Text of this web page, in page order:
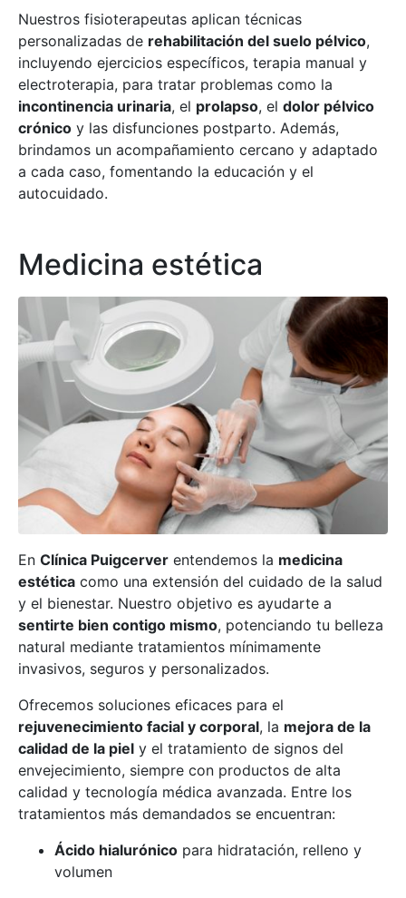
Nuestros fisioterapeutas aplican técnicas
personalizadas de rehabilitación del suelo pélvico,
incluyendo ejercicios específicos, terapia manual y
electroterapia, para tratar problemas como la
incontinencia urinaria, el prolapso, el dolor pélvico
crónico y las disfunciones postparto. Además,
brindamos un acompañamiento cercano y adaptado
a cada caso, fomentando la educación y el
autocuidado.
Medicina estética
En Clínica Puigcerver entendemos la medicina
estética como una extensión del cuidado de la salud
y el bienestar. Nuestro objetivo es ayudarte a
sentirte bien contigo mismo, potenciando tu belleza
natural mediante tratamientos mínimamente
invasivos, seguros y personalizados.
Ofrecemos soluciones eficaces para el
rejuvenecimiento facial y corporal, la mejora de la
calidad de la piel y el tratamiento de signos del
envejecimiento, siempre con productos de alta
calidad y tecnología médica avanzada. Entre los
tratamientos más demandados se encuentran:
Ácido hialurónico para hidratación, relleno y
volumen